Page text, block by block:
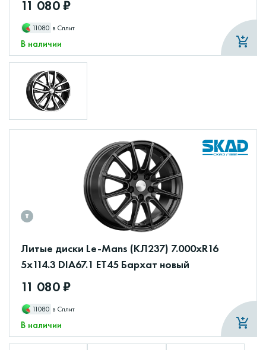
11 080 ₽
11080 в Сплит
В наличии
Литые диски Le-Mans (КЛ237) 7.000xR16
5x114.3 DIA67.1 ET45 Бархат новый
11 080 ₽
11080 в Сплит
В наличии